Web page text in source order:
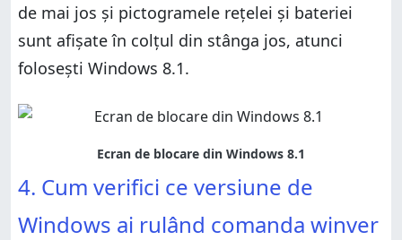
de mai jos și pictogramele rețelei și bateriei
sunt afișate în colțul din stânga jos, atunci
folosești Windows 8.1.
4. Cum verifici ce versiune de
Windows ai rulând comanda winver